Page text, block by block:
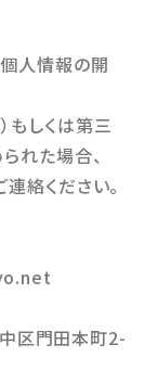
人情報の開
もしくは第三
れた場合、
絡ください。
区門田本町2-